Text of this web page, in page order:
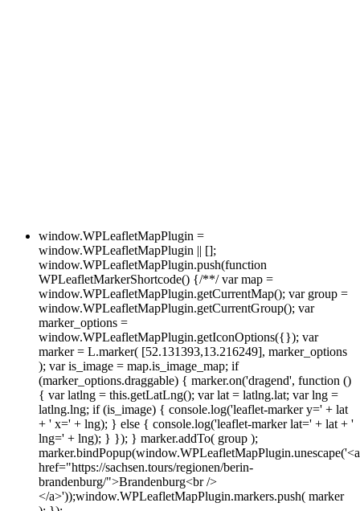
window.WPLeafletMapPlugin =
window.WPLeafletMapPlugin || [];
window.WPLeafletMapPlugin.push(function
WPLeafletMarkerShortcode() {/**/ var map =
window.WPLeafletMapPlugin.getCurrentMap(); var group =
window.WPLeafletMapPlugin.getCurrentGroup(); var
marker_options =
window.WPLeafletMapPlugin.getIconOptions({}); var
marker = L.marker( [52.131393,13.216249], marker_options
); var is_image = map.is_image_map; if
(marker_options.draggable) { marker.on('dragend', function ()
{ var latlng = this.getLatLng(); var lat = latlng.lat; var lng =
latlng.lng; if (is_image) { console.log('leaflet-marker y=' + lat
+ ' x=' + lng); } else { console.log('leaflet-marker lat=' + lat + '
lng=' + lng); } }); } marker.addTo( group );
marker.bindPopup(window.WPLeafletMapPlugin.unescape('<a
href="https://sachsen.tours/regionen/berin-
brandenburg/">Brandenburg<br />
</a>'));window.WPLeafletMapPlugin.markers.push( marker